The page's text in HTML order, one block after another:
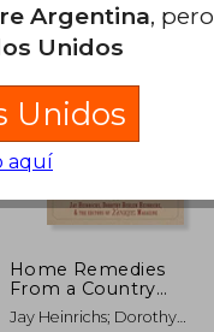
50%
Home Remedies
From a Country
Doctor: Oatmeal,
Cucumbers, Ammonia,
Jay Heinrichs; Dorothy
Argentina, pero
Unidos
Unidos
aquí